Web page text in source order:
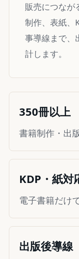
販売につなが
制作、表紙、
事導線まで、
計します。
350冊以上
書籍制作・出
KDP・紙対
電子書籍だけ
出版後導線